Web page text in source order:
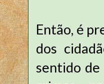
Então, é
dos
sentido